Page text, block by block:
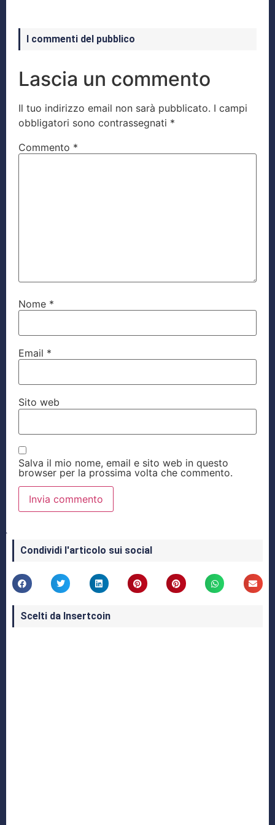
I commenti del pubblico
Lascia un commento
Il tuo indirizzo email non sarà pubblicato. I campi
obbligatori sono contrassegnati *
Commento *
Nome *
Email *
Sito web
Salva il mio nome, email e sito web in questo
browser per la prossima volta che commento.
Condividi l'articolo sui social
Scelti da Insertcoin